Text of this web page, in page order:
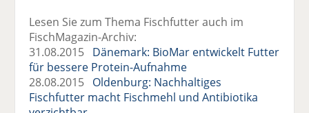
Lesen Sie zum Thema Fischfutter auch im
FischMagazin-Archiv:
31.08.2015 Dänemark: BioMar entwickelt Futter
für bessere Protein-Aufnahme
28.08.2015 Oldenburg: Nachhaltiges
Fischfutter macht Fischmehl und Antibiotika